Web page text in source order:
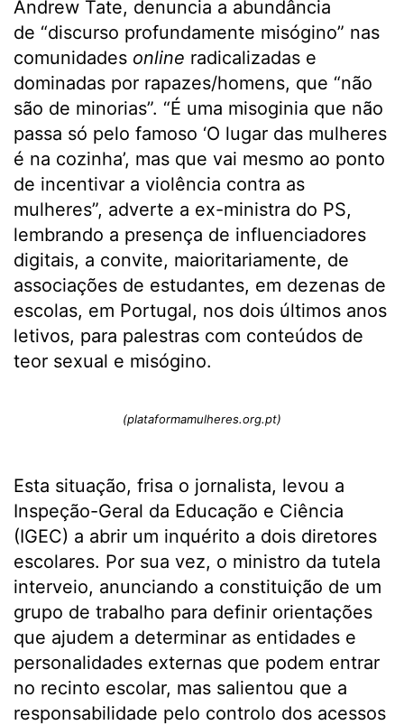
Andrew Tate, denuncia a abundância
de “discurso profundamente misógino” nas
comunidades online radicalizadas e
dominadas por rapazes/homens, que “não
são de minorias”. “É uma misoginia que não
passa só pelo famoso ‘O lugar das mulheres
é na cozinha’, mas que vai mesmo ao ponto
de incentivar a violência contra as
mulheres”, adverte a ex-ministra do PS,
lembrando a presença de influenciadores
digitais, a convite, maioritariamente, de
associações de estudantes, em dezenas de
escolas, em Portugal, nos dois últimos anos
letivos, para palestras com conteúdos de
teor sexual e misógino.
(plataformamulheres.org.pt)
Esta situação, frisa o jornalista, levou a
Inspeção-Geral da Educação e Ciência
(IGEC) a abrir um inquérito a dois diretores
escolares. Por sua vez, o ministro da tutela
interveio, anunciando a constituição de um
grupo de trabalho para definir orientações
que ajudem a determinar as entidades e
personalidades externas que podem entrar
no recinto escolar, mas salientou que a
responsabilidade pelo controlo dos acessos